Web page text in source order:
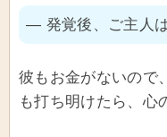
― 発覚後、ご主人
彼もお金がないので
も打ち明けたら、心